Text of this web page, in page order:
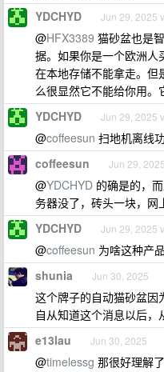
YDCHYD Jun 29, 2025
@HFX3389 猫砂盆也是
据。如果你是一个欧洲人
在本地存储不能拿走。但
么很显然它不能给你用
YDCHYD Jun 29, 2025
@coffeesun 扫地机离线
coffeesun Jun 29,
@YDCHYD 的确是的，
务器没了，砖头一块，网
YDCHYD Jun 29, 2025
@coffeesun 为啥这种产
shunia Jun 30, 2025
这个牌子的自动猫砂盆因
自从知道这个消息以后，
e13lau Jun 30, 2025
@timelessg 那很好理解